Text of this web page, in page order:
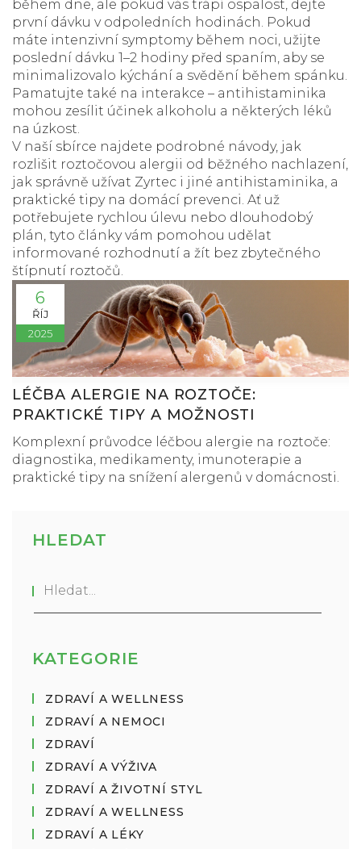
během dne, ale pokud vás trápí ospalost, dejte
první dávku v odpoledních hodinách. Pokud
máte intenzivní symptomy během noci, užijte
poslední dávku 1–2 hodiny před spaním, aby se
minimalizovalo kýchání a svědění během spánku.
Pamatujte také na interakce – antihistaminika
mohou zesílit účinek alkoholu a některých léků
na úzkost.
V naší sbírce najdete podrobné návody, jak
rozlišit roztočovou alergii od běžného nachlazení,
jak správně užívat Zyrtec i jiné antihistaminika, a
praktické tipy na domácí prevenci. Ať už
potřebujete rychlou úlevu nebo dlouhodobý
plán, tyto články vám pomohou udělat
informované rozhodnutí a žít bez zbytečného
štípnutí roztočů.
6
ŘÍJ
2025
LÉČBA ALERGIE NA ROZTOČE:
PRAKTICKÉ TIPY A MOŽNOSTI
Komplexní průvodce léčbou alergie na roztoče:
diagnostika, medikamenty, imunoterapie a
praktické tipy na snížení alergenů v domácnosti.
HLEDAT
KATEGORIE
ZDRAVÍ A WELLNESS
ZDRAVÍ A NEMOCI
ZDRAVÍ
ZDRAVÍ A VÝŽIVA
ZDRAVÍ A ŽIVOTNÍ STYL
ZDRAVÍ A WELLNESS
ZDRAVÍ A LÉKY